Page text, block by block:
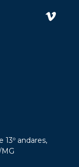
13º andares,